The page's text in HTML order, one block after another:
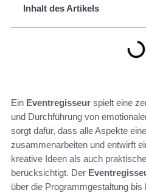
Inhalt des Artikels
Ein Eventregisseur spielt eine
und Durchführung von
sorgt dafür, dass alle Aspekte
zusammenarbeiten und entwirft
kreative Ideen als auch
berücksichtigt. Der
über die Programmgestaltung